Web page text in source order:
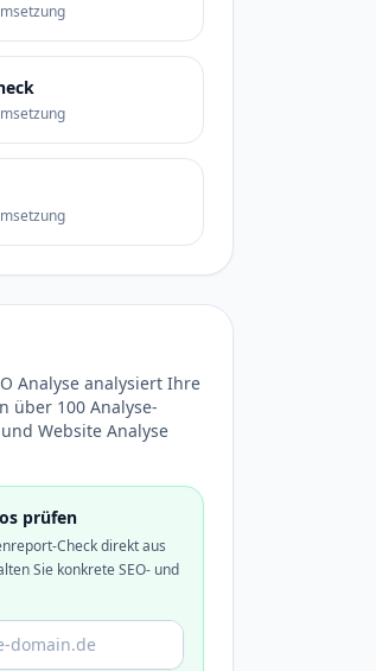
Analyse analysiert Ihre
über 100 Analyse-
Website Analyse
prüfen
Check direkt aus
Sie konkrete SEO- und